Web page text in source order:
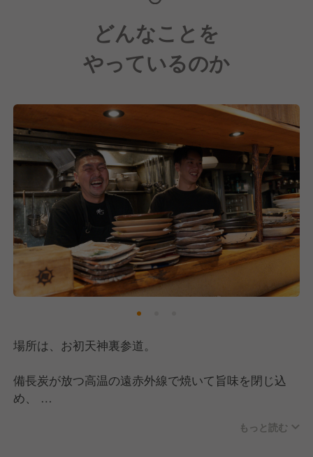
どんなことを
やっているのか
場所は、お初天神裏参道。
備長炭が放つ高温の遠赤外線で焼いて旨味を閉じ込
め、
もっと読む